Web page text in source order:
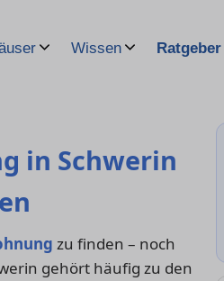
Wissen Ratgeber
in Schwerin
zu finden – noch
gehört häufig zu den